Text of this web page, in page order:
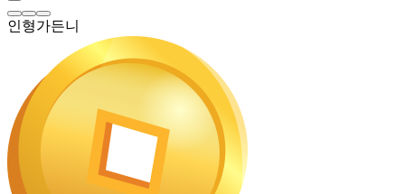
인형가든니